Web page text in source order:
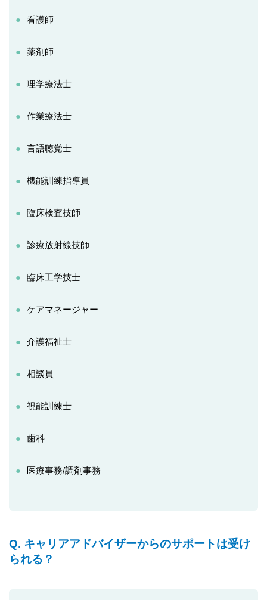
看護師
薬剤師
理学療法士
作業療法士
言語聴覚士
機能訓練指導員
臨床検査技師
診療放射線技師
臨床工学技士
ケアマネージャー
介護福祉士
相談員
視能訓練士
歯科
医療事務/調剤事務
Q. キャリアアドバイザーからのサポートは受け
られる？